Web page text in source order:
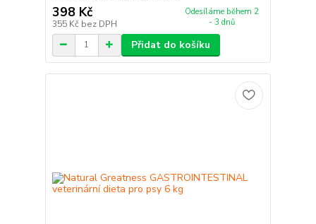
398 Kč
355 Kč bez DPH
Odesíláme během 2
- 3 dnů
Přidat do košíku